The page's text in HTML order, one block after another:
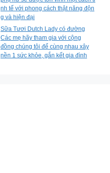
nh tế với phong cách thật năng độn
g và hiện đại
Sữa Tươi Dutch Lady có đường
Các mẹ hãy tham gia với cộng
đồng chúng tôi để cùng nhau xây
nền 1 sức khỏe, gắn kết gia đình